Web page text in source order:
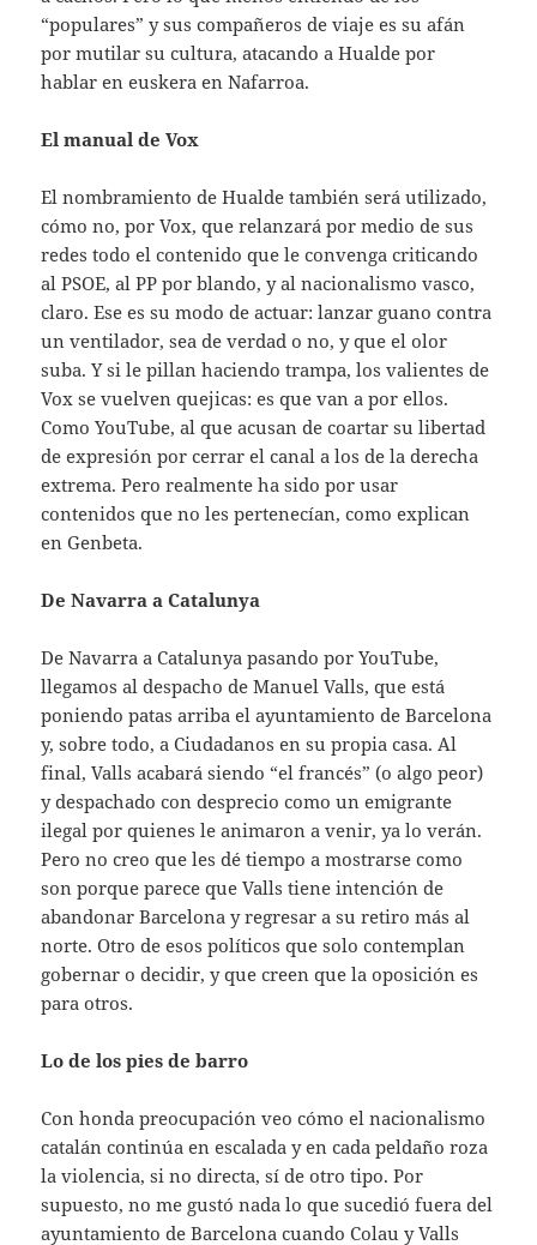
“populares” y sus compañeros de viaje es su afán
por mutilar su cultura, atacando a Hualde por
hablar en euskera en Nafarroa.
El manual de Vox
El nombramiento de Hualde también será utilizado,
cómo no, por Vox, que relanzará por medio de sus
redes todo el contenido que le convenga criticando
al PSOE, al PP por blando, y al nacionalismo vasco,
claro. Ese es su modo de actuar: lanzar guano contra
un ventilador, sea de verdad o no, y que el olor
suba. Y si le pillan haciendo trampa, los valientes de
Vox se vuelven quejicas: es que van a por ellos.
Como YouTube, al que acusan de coartar su libertad
de expresión por cerrar el canal a los de la derecha
extrema. Pero realmente ha sido por usar
contenidos que no les pertenecían, como explican
en Genbeta.
De Navarra a Catalunya
De Navarra a Catalunya pasando por YouTube,
llegamos al despacho de Manuel Valls, que está
poniendo patas arriba el ayuntamiento de Barcelona
y, sobre todo, a Ciudadanos en su propia casa. Al
final, Valls acabará siendo “el francés” (o algo peor)
y despachado con desprecio como un emigrante
ilegal por quienes le animaron a venir, ya lo verán.
Pero no creo que les dé tiempo a mostrarse como
son porque parece que Valls tiene intención de
abandonar Barcelona y regresar a su retiro más al
norte. Otro de esos políticos que solo contemplan
gobernar o decidir, y que creen que la oposición es
para otros.
Lo de los pies de barro
Con honda preocupación veo cómo el nacionalismo
catalán continúa en escalada y en cada peldaño roza
la violencia, si no directa, sí de otro tipo. Por
supuesto, no me gustó nada lo que sucedió fuera del
ayuntamiento de Barcelona cuando Colau y Valls